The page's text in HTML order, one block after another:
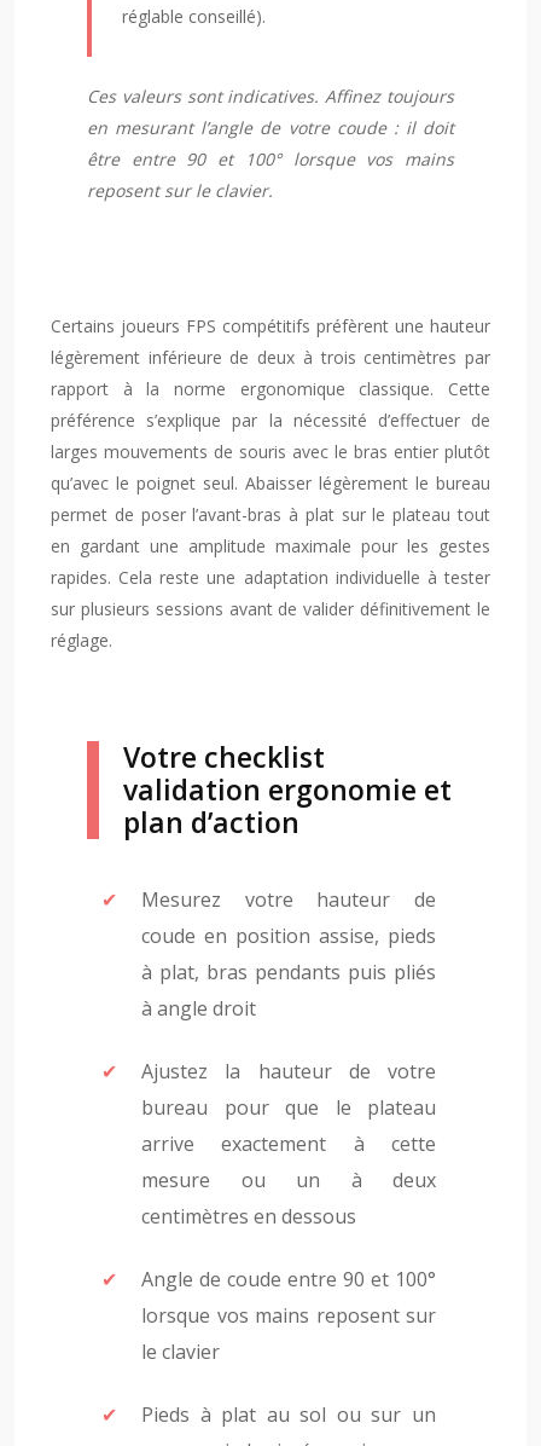
réglable conseillé).
Ces valeurs sont indicatives. Affinez toujours
en mesurant l’angle de votre coude : il doit
être entre 90 et 100° lorsque vos mains
reposent sur le clavier.
Certains joueurs FPS compétitifs préfèrent une hauteur
légèrement inférieure de deux à trois centimètres par
rapport à la norme ergonomique classique. Cette
préférence s’explique par la nécessité d’effectuer de
larges mouvements de souris avec le bras entier plutôt
qu’avec le poignet seul. Abaisser légèrement le bureau
permet de poser l’avant-bras à plat sur le plateau tout
en gardant une amplitude maximale pour les gestes
rapides. Cela reste une adaptation individuelle à tester
sur plusieurs sessions avant de valider définitivement le
réglage.
Votre checklist
validation ergonomie et
plan d’action
Mesurez votre hauteur de
coude en position assise, pieds
à plat, bras pendants puis pliés
à angle droit
Ajustez la hauteur de votre
bureau pour que le plateau
arrive exactement à cette
mesure ou un à deux
centimètres en dessous
Angle de coude entre 90 et 100°
lorsque vos mains reposent sur
le clavier
Pieds à plat au sol ou sur un